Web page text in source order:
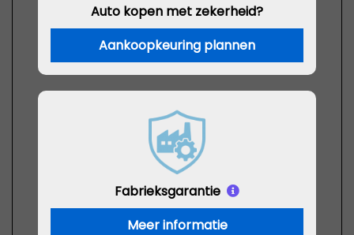
Auto kopen met zekerheid?
Aankoopkeuring plannen
Fabrieksgarantie
Meer informatie